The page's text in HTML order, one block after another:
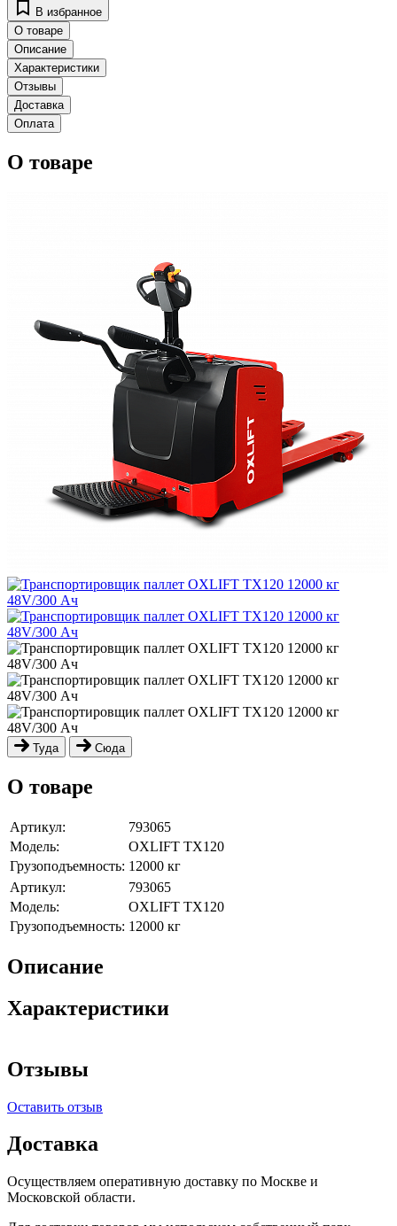
В избранное
О товаре
Описание
Характеристики
Отзывы
Доставка
Оплата
О товаре
Туда Сюда
О товаре
Артикул:
793065
Модель:
OXLIFT TX120
Грузоподъемность: 12000 кг
Артикул:
793065
Модель:
OXLIFT TX120
Грузоподъемность: 12000 кг
Описание
Характеристики
Отзывы
Оставить отзыв
Доставка
Осуществляем оперативную доставку по Москве и
Московской области.